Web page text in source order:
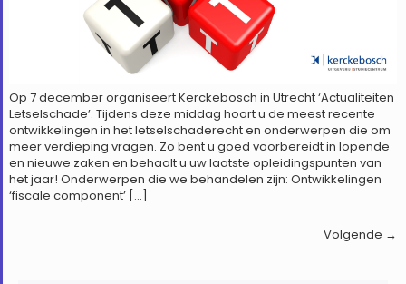
Op 7 december organiseert Kerckebosch in Utrecht ‘Actualiteiten
Letselschade’. Tijdens deze middag hoort u de meest recente
ontwikkelingen in het letselschaderecht en onderwerpen die om
meer verdieping vragen. Zo bent u goed voorbereidt in lopende
en nieuwe zaken en behaalt u uw laatste opleidingspunten van
het jaar! Onderwerpen die we behandelen zijn: Ontwikkelingen
‘fiscale component’ […]
Volgende →